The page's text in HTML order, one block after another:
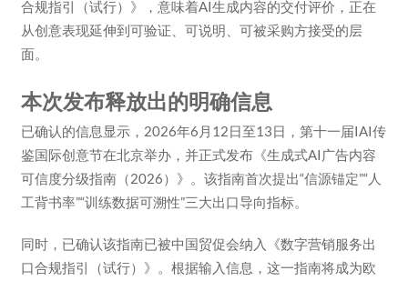
合规指引（试行）》，意味着AI生成内容的交付评价，正在
从创意表现延伸到可验证、可说明、可被采购方接受的层
面。
本次发布释放出的明确信息
已确认的信息显示，2026年6月12日至13日，第十一届IAI传
鉴国际创意节在北京举办，并正式发布《生成式AI广告内容
可信度分级指南（2026）》。该指南首次提出“信源锚定”“人
工背书率”“训练数据可溯性”三大出口导向指标。
同时，已确认该指南已被中国贸促会纳入《数字营销服务出
口合规指引（试行）》。根据输入信息，这一指南将成为欧